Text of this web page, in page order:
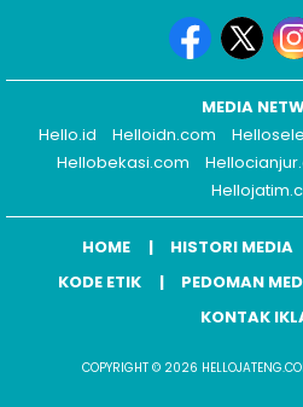
MEDIA
Hello.id
Helloidn.com
Hellobekasi.com
HOME HISTORI MEDIA
KODE ETIK
PEDOMAN
KONTAK
COPYRIGHT © 2026